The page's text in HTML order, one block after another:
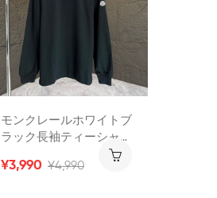
モンクレールホワイトブ
ラック長袖ティーシャツ
インナー激安メンズレデ
ィースペアお揃いMoncler
¥3,990 ¥4,990